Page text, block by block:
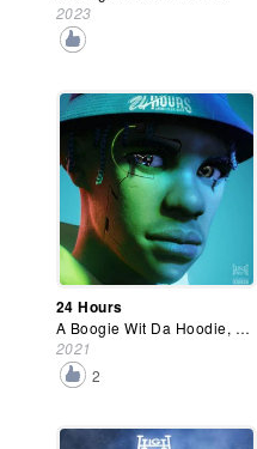
2023
24 Hours
A Boogie Wit Da Hoodie, Lil Durk
2021
2